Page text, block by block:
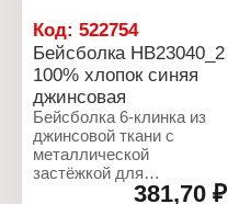
Сезон: лето
Код: 522754
Бейсболка НB23040_2
100% хлопок синяя
джинсовая
Бейсболка 6-клинка из
джинсовой ткани с
металлической
застёжкой для
регулировки посадки.
381,70 ₽